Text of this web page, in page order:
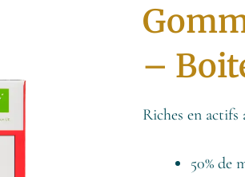
–
Riches en actifs
50% de